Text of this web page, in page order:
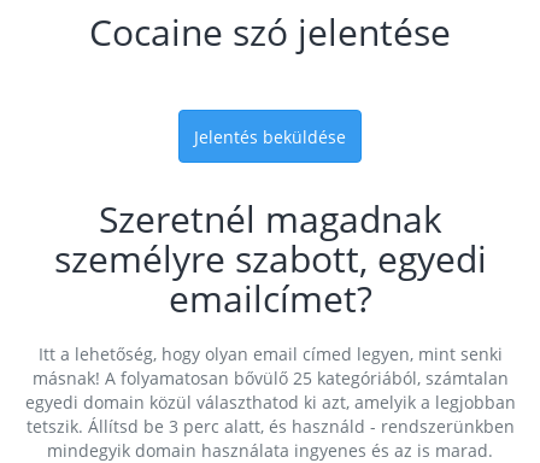
Cocaine szó jelentése
Jelentés beküldése
Szeretnél magadnak
személyre szabott, egyedi
emailcímet?
Itt a lehetőség, hogy olyan email címed legyen, mint senki
másnak! A folyamatosan bővülő 25 kategóriából, számtalan
egyedi domain közül választhatod ki azt, amelyik a legjobban
tetszik. Állítsd be 3 perc alatt, és használd - rendszerünkben
mindegyik domain használata ingyenes és az is marad.